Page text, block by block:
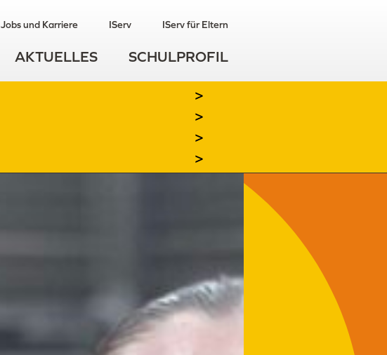
Jobs und Karriere IServ IServ für Eltern
AKTUELLES SCHULPROFIL
>
>
>
>